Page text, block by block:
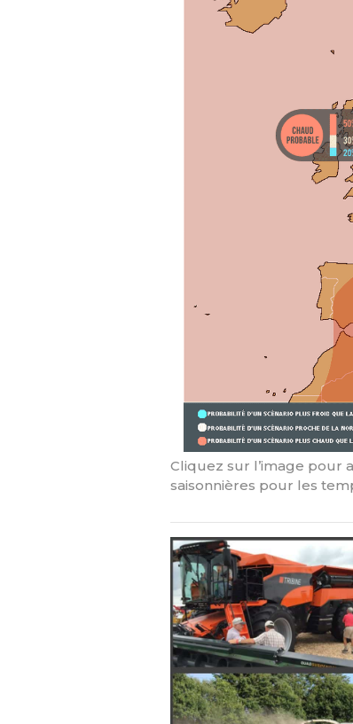
Cliquez sur l’image pour
saisonnières pour les